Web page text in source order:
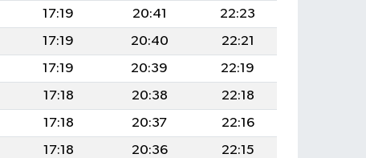
17:19 20:41
22:23
17:19 20:40
22:21
17:19 20:39
22:19
17:18 20:38
22:18
17:18 20:37
22:16
17:18 20:36
22:15